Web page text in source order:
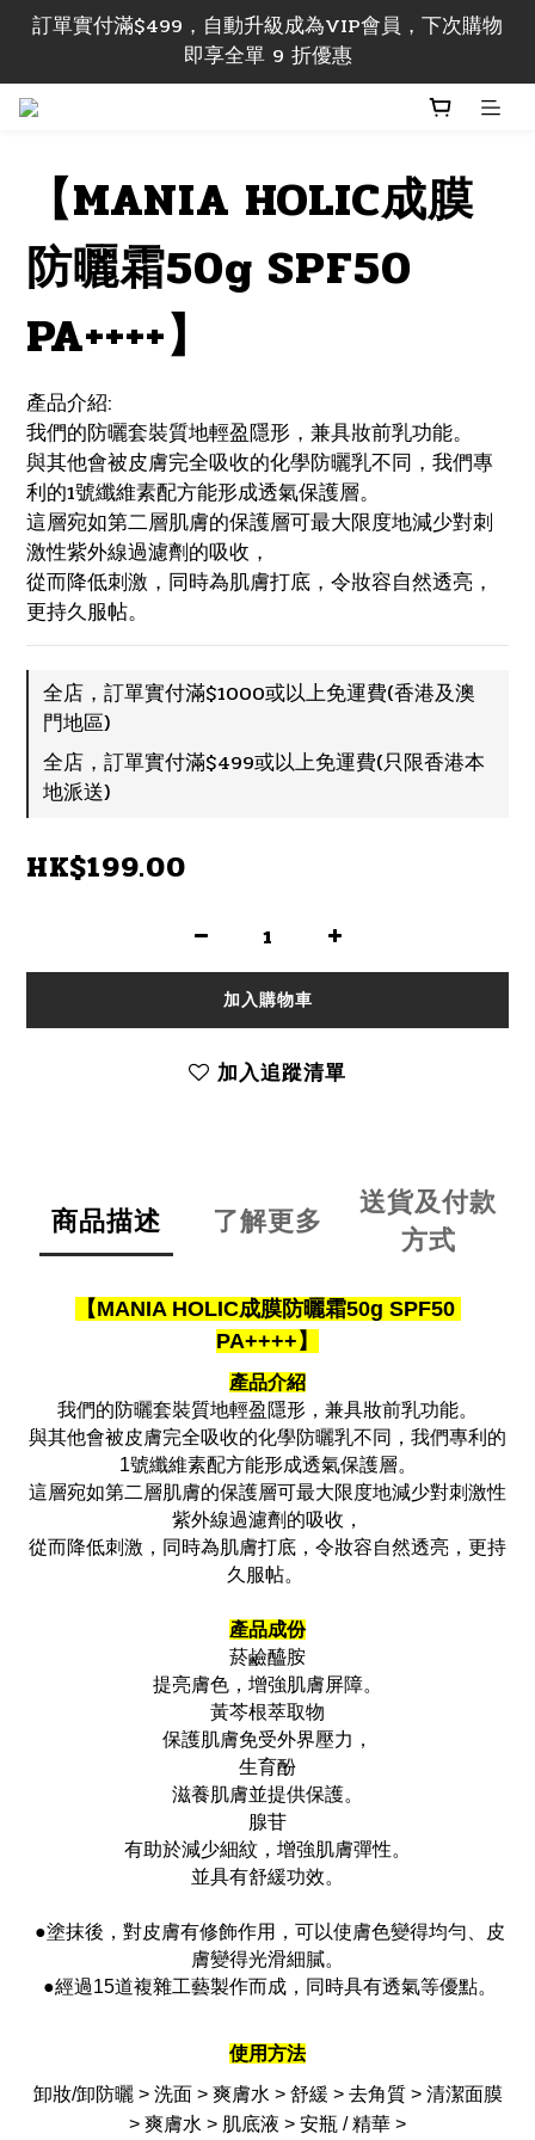
訂單 實付滿$499，即享香港本地包郵; 實付滿$1000
即享香港及澳門地區包郵
訂單實付滿$499，自動升級成為VIP會員，下次購物
即享全單 9 折優惠
訂單 實付滿$499，即享香港本地包郵; 實付滿$1000
【MANIA HOLIC成膜
防曬霜50g SPF50
PA++++】
產品介紹:
我們的防曬套裝質地輕盈隱形，兼具妝前乳功能。
與其他會被皮膚完全吸收的化學防曬乳不同，我們專
利的1號纖維素配方能形成透氣保護層。
這層宛如第二層肌膚的保護層可最大限度地減少對刺
激性紫外線過濾劑的吸收，
從而降低刺激，同時為肌膚打底，令妝容自然透亮，
更持久服帖。
全店，訂單實付滿$1000或以上免運費(香港及澳
門地區)
全店，訂單實付滿$499或以上免運費(只限香港本
地派送)
HK$199.00
加入購物車
加入追蹤清單
商品描述 了解更多
送貨及付款
方式
【MANIA HOLIC成膜防曬霜50g SPF50
PA++++】
產品介紹
我們的防曬套裝質地輕盈隱形，兼具妝前乳功能。
與其他會被皮膚完全吸收的化學防曬乳不同，我們專利的
1號纖維素配方能形成透氣保護層。
這層宛如第二層肌膚的保護層可最大限度地減少對刺激性
紫外線過濾劑的吸收，
從而降低刺激，同時為肌膚打底，令妝容自然透亮，更持
久服帖。
產品成份
菸鹼醯胺
提亮膚色，增強肌膚屏障。
黃芩根萃取物
保護肌膚免受外界壓力，
生育酚
滋養肌膚並提供保護。
腺苷
有助於減少細紋，增強肌膚彈性。
並具有舒緩功效。
●塗抹後，對皮膚有修飾作用，可以使膚色變得均勻、皮
膚變得光滑細膩。
●經過15道複雜工藝製作而成，同時具有透氣等優點。
使用方法
卸妝/卸防曬 > 洗面 > 爽膚水 > 舒緩 > 去角質 > 清潔面膜
> 爽膚水 > 肌底液 > 安瓶 / 精華 >